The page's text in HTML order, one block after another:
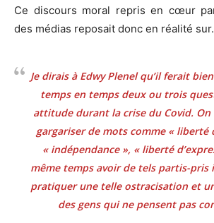
Ce discours moral repris en cœur
des médias reposait donc en réalité
Je dirais à Edwy Plenel qu’il ferait
temps en temps deux ou trois
attitude durant la crise du Covid. On
gargariser de mots comme « liberté
« indépendance », « liberté
même temps avoir de tels partis-pris
pratiquer une telle ostracisation et
des gens qui ne pensent pas